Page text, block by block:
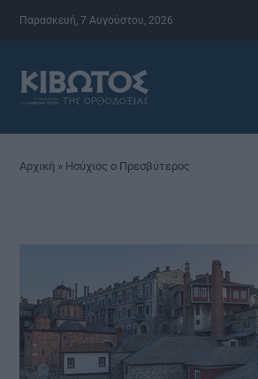
Παρασκευή, 7 Αυγούστου, 2026
Αρχική » Ησύχιος ο Πρεσβύτερος